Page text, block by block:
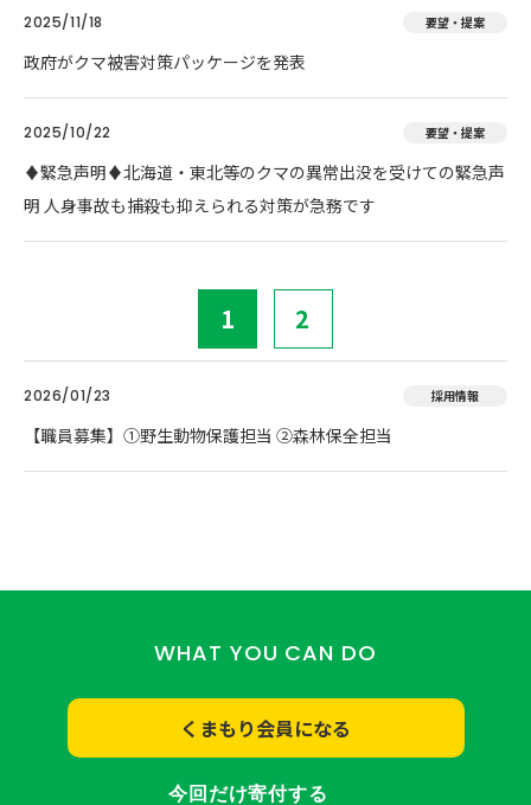
2025/11/18 要望・提案
政府がクマ被害対策パッケージを発表
2025/10/22 要望・提案
♦️緊急声明♦️北海道・東北等のクマの異常出没を受けての緊急声
明 人身事故も捕殺も抑えられる対策が急務です
1 2
2026/01/23 採用情報
【職員募集】①野生動物保護担当 ②森林保全担当
WHAT YOU CAN DO
くまもり会員になる
今回だけ寄付する